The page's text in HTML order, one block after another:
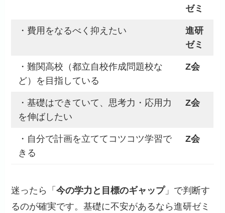
ゼミ
・費用をなるべく抑えたい
進研
ゼミ
・難関高校（都立自校作成問題校な
ど）を目指している
Z会
・基礎はできていて、思考力・応用力
を伸ばしたい
Z会
・自分で計画を立ててコツコツ学習で
きる
Z会
迷ったら「今の学力と目標のギャップ」で判断す
るのが確実です。基礎に不安があるなら進研ゼミ